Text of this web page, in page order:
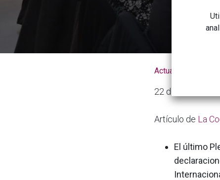
Actualidad de la
22 de abil de 2025
Artículo de La
El último